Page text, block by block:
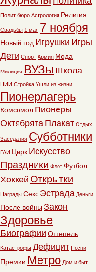
Полит бюро Астрология Религия
Свадьбы 1 мая 7 ноября
Новый год Игрушки Игры
Дети Спорт Армия Мода
Милиция ВУЗы Школа
НИИ Стройка Ушли из жизни
Пионерлагерь
Комсомол Пионеры
Октябрята Плакат Отдых
Заседания Субботники
ГАИ Цирк Искусство
Праздники Флот Футбол
Хоккей Открытки
Награды Секс Эстрада Деньги
После войны Закон
Здоровье
Биографии Оттепель
Катастрофы Дефицит Песни
Премии Метро Дом и быт